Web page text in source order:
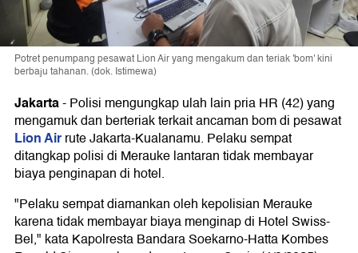
Potret penumpang pesawat Lion Air yang mengakum dan teriak 'bom' kini
berbaju tahanan. (dok. Istimewa)
Jakarta-Polisi mengungkap ulah lain pria HR (42) yang
mengamuk dan berteriak terkait ancaman bom di pesawat
Lion Airrute Jakarta-Kualanamu. Pelaku sempat
ditangkap polisi di Merauke lantaran tidak membayar
biaya penginapan di hotel.
"Pelaku sempat diamankan oleh kepolisian Merauke
karena tidak membayar biaya menginap di Hotel Swiss-
Bel," kata Kapolresta Bandara Soekarno-Hatta Kombes